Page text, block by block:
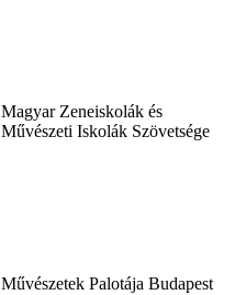
Magyar Zeneiskolák és
Művészeti Iskolák Szövetsége
Művészetek Palotája Budapest